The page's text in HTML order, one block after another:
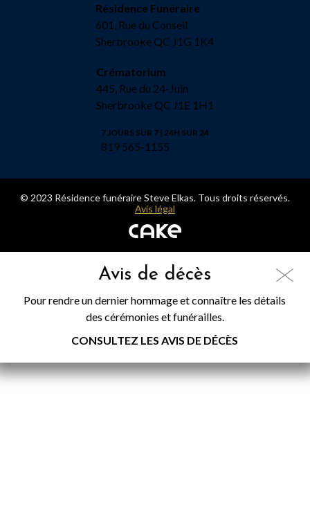
Résidence Funéraire
601, Rue du Conseil
Sherbrooke QC J1G 1K4
Crématorium
445, Rue du 24-Juin
Sherbrooke QC J1E 1H1
7 JOURS SUR 7 | 24H SUR 24
819 565-1155
© 2023 Résidence funéraire Steve Elkas. Tous droits réservés.
Avis légal
Avis de décès
Pour rendre un dernier hommage et connaître les détails
des cérémonies et funérailles.
CONSULTEZ LES AVIS DE DÉCÈS